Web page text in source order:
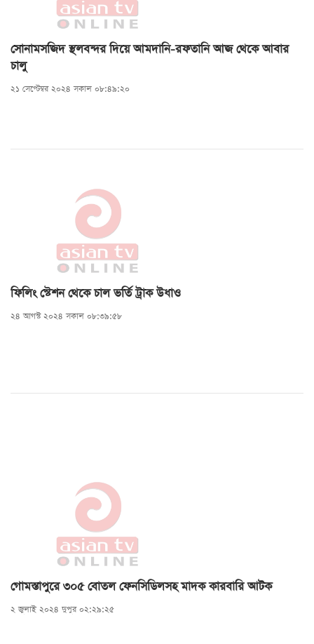
সোনামসজিদ স্থলবন্দর দিয়ে আমদানি-রফতানি আজ থেকে আবার
চালু
২১ সেপ্টেম্বর ২০২৪ সকাল ০৮:৪৯:২০
ফিলিং স্টেশন থেকে চাল ভর্তি ট্রাক উধাও
২৪ আগস্ট ২০২৪ সকাল ০৮:৩৯:৫৮
গোমস্তাপুরে ৩০৫ বোতল ফেনসিডিলসহ মাদক কারবারি আটক
২ জুলাই ২০২৪ দুপুর ০২:২৯:২৫